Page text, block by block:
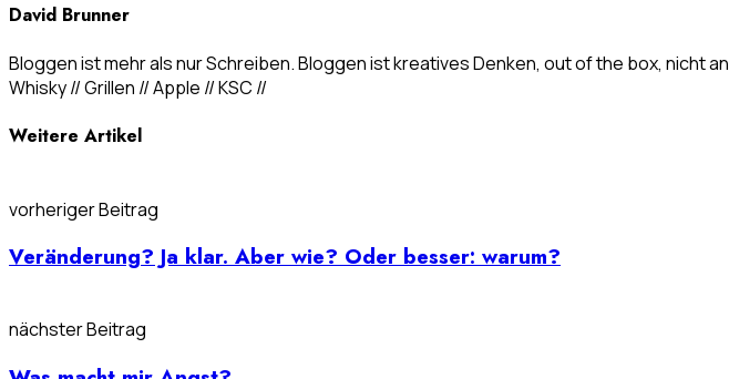
David Brunner
Bloggen ist mehr als nur Schreiben. Bloggen ist kreatives Denken, out of the box, nicht
Whisky // Grillen // Apple // KSC //
Weitere Artikel
vorheriger Beitrag
Veränderung? Ja klar. Aber wie? Oder besser: warum?
nächster Beitrag